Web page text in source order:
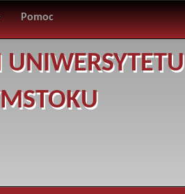
Pomoc